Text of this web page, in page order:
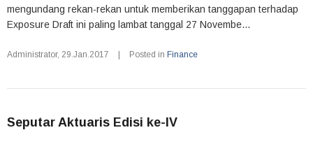
mengundang rekan-rekan untuk memberikan tanggapan terhadap
Exposure Draft ini paling lambat tanggal 27 Novembe...
Administrator, 29.Jan.2017 Posted in Finance
Seputar Aktuaris Edisi ke-IV